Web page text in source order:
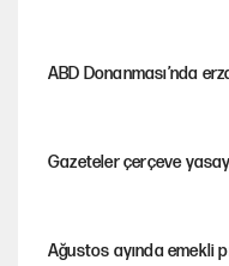
ABD Donanması’nda
Gazeteler çerçeve
Ağustos ayında emekli